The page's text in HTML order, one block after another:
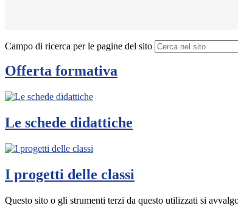
Campo di ricerca per le pagine del sito
Offerta formativa
Le schede didattiche
I progetti delle classi
Questo sito o gli strumenti terzi da questo utilizzati si